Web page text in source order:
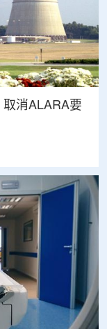
消ALARA要